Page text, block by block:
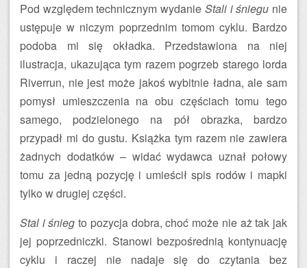
Pod względem technicznym wydanie Stali i śniegu nie
ustępuje w niczym poprzednim tomom cyklu. Bardzo
podoba mi się okładka. Przedstawiona na niej
ilustracja, ukazująca tym razem pogrzeb starego lorda
Riverrun, nie jest może jakoś wybitnie ładna, ale sam
pomysł umieszczenia na obu częściach tomu tego
samego, podzielonego na pół obrazka, bardzo
przypadł mi do gustu. Książka tym razem nie zawiera
żadnych dodatków – widać wydawca uznał połowy
tomu za jedną pozycję i umieścił spis rodów i mapki
tylko w drugiej części.
Stal i śnieg to pozycja dobra, choć może nie aż tak jak
jej poprzedniczki. Stanowi bezpośrednią kontynuację
cyklu i raczej nie nadaje się do czytania bez